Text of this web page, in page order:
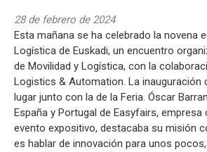
28 de febrero de 2024
Esta mañana se ha celebrado la novena
Logística de Euskadi, un encuentro
de Movilidad y Logística, con la
Logistics & Automation. La inauguración
lugar junto con la de la Feria. Óscar
España y Portugal de Easyfairs, empresa
evento expositivo, destacaba su misión
es hablar de innovación para unos